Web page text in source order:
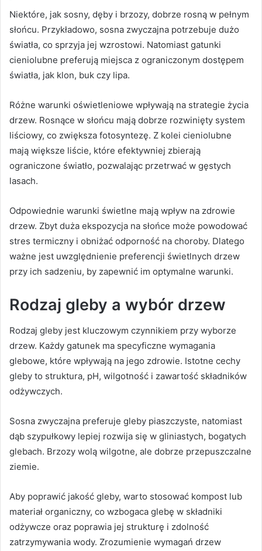
Niektóre, jak sosny, dęby i brzozy, dobrze rosną w pełnym
słońcu. Przykładowo, sosna zwyczajna potrzebuje dużo
światła, co sprzyja jej wzrostowi. Natomiast gatunki
cieniolubne preferują miejsca z ograniczonym dostępem
światła, jak klon, buk czy lipa.
Różne warunki oświetleniowe wpływają na strategie życia
drzew. Rosnące w słońcu mają dobrze rozwinięty system
liściowy, co zwiększa fotosyntezę. Z kolei cieniolubne
mają większe liście, które efektywniej zbierają
ograniczone światło, pozwalając przetrwać w gęstych
lasach.
Odpowiednie warunki świetlne mają wpływ na zdrowie
drzew. Zbyt duża ekspozycja na słońce może powodować
stres termiczny i obniżać odporność na choroby. Dlatego
ważne jest uwzględnienie preferencji świetlnych drzew
przy ich sadzeniu, by zapewnić im optymalne warunki.
Rodzaj gleby a wybór drzew
Rodzaj gleby jest kluczowym czynnikiem przy wyborze
drzew. Każdy gatunek ma specyficzne wymagania
glebowe, które wpływają na jego zdrowie. Istotne cechy
gleby to struktura, pH, wilgotność i zawartość składników
odżywczych.
Sosna zwyczajna preferuje gleby piaszczyste, natomiast
dąb szypułkowy lepiej rozwija się w gliniastych, bogatych
glebach. Brzozy wolą wilgotne, ale dobrze przepuszczalne
ziemie.
Aby poprawić jakość gleby, warto stosować kompost lub
materiał organiczny, co wzbogaca glebę w składniki
odżywcze oraz poprawia jej strukturę i zdolność
zatrzymywania wody. Zrozumienie wymagań drzew